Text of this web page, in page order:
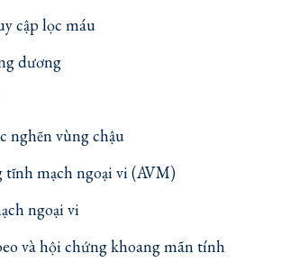
cập lọc máu
dương
nghẽn vùng chậu
tĩnh mạch ngoại vi (AVM)
ngoại vi
và hội chứng khoang mãn tính